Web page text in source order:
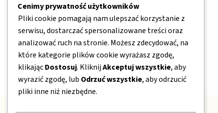
Kontakt
Mapa strony
Polityka prywatności
Cenimy prywatność użytkowników
Pliki cookie pomagają nam ulepszać korzystanie z
serwisu, dostarczać spersonalizowane treści oraz
analizować ruch na stronie. Możesz zdecydować, na
które kategorie plików cookie wyrażasz zgodę,
klikającDostosuj. KliknijAkceptuj wszystkie, aby
wyrazić zgodę, lub Odrzuć wszystkie, aby odrzucić
pliki inne niż niezbędne.